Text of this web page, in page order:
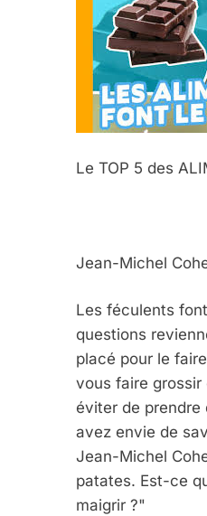
Le TOP 5 des
Jean-Michel
Les féculents
questions
placé pour le
vous faire
éviter de
avez envie de
Jean-Michel
patates. Est-ce
maigrir ?"
5